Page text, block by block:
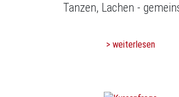
Tanzen, Lachen -
> weiterlesen